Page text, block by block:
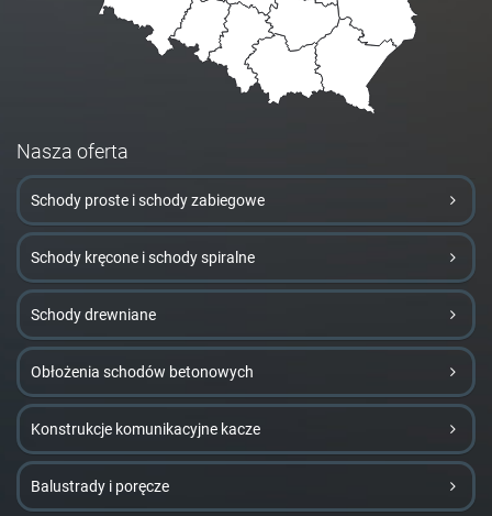
Nasza oferta
Schody proste i schody zabiegowe
Schody kręcone i schody spiralne
Schody drewniane
Obłożenia schodów betonowych
Konstrukcje komunikacyjne kacze
Balustrady i poręcze